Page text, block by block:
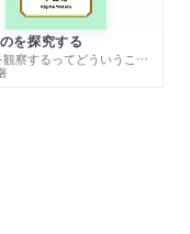
を探究する
─自然を観察するってどういうこと？